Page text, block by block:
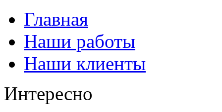
Главная
Наши работы
Наши клиенты
Интересно